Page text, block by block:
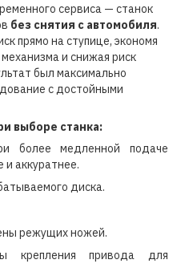
сервиса — станок
без снятия с автомобиля.
прямо на ступице, экономя
и снижая риск
был максимально
с достойными
выборе станка:
более медленной подаче
и аккуратнее.
диска.
режущих ножей.
крепления привода для